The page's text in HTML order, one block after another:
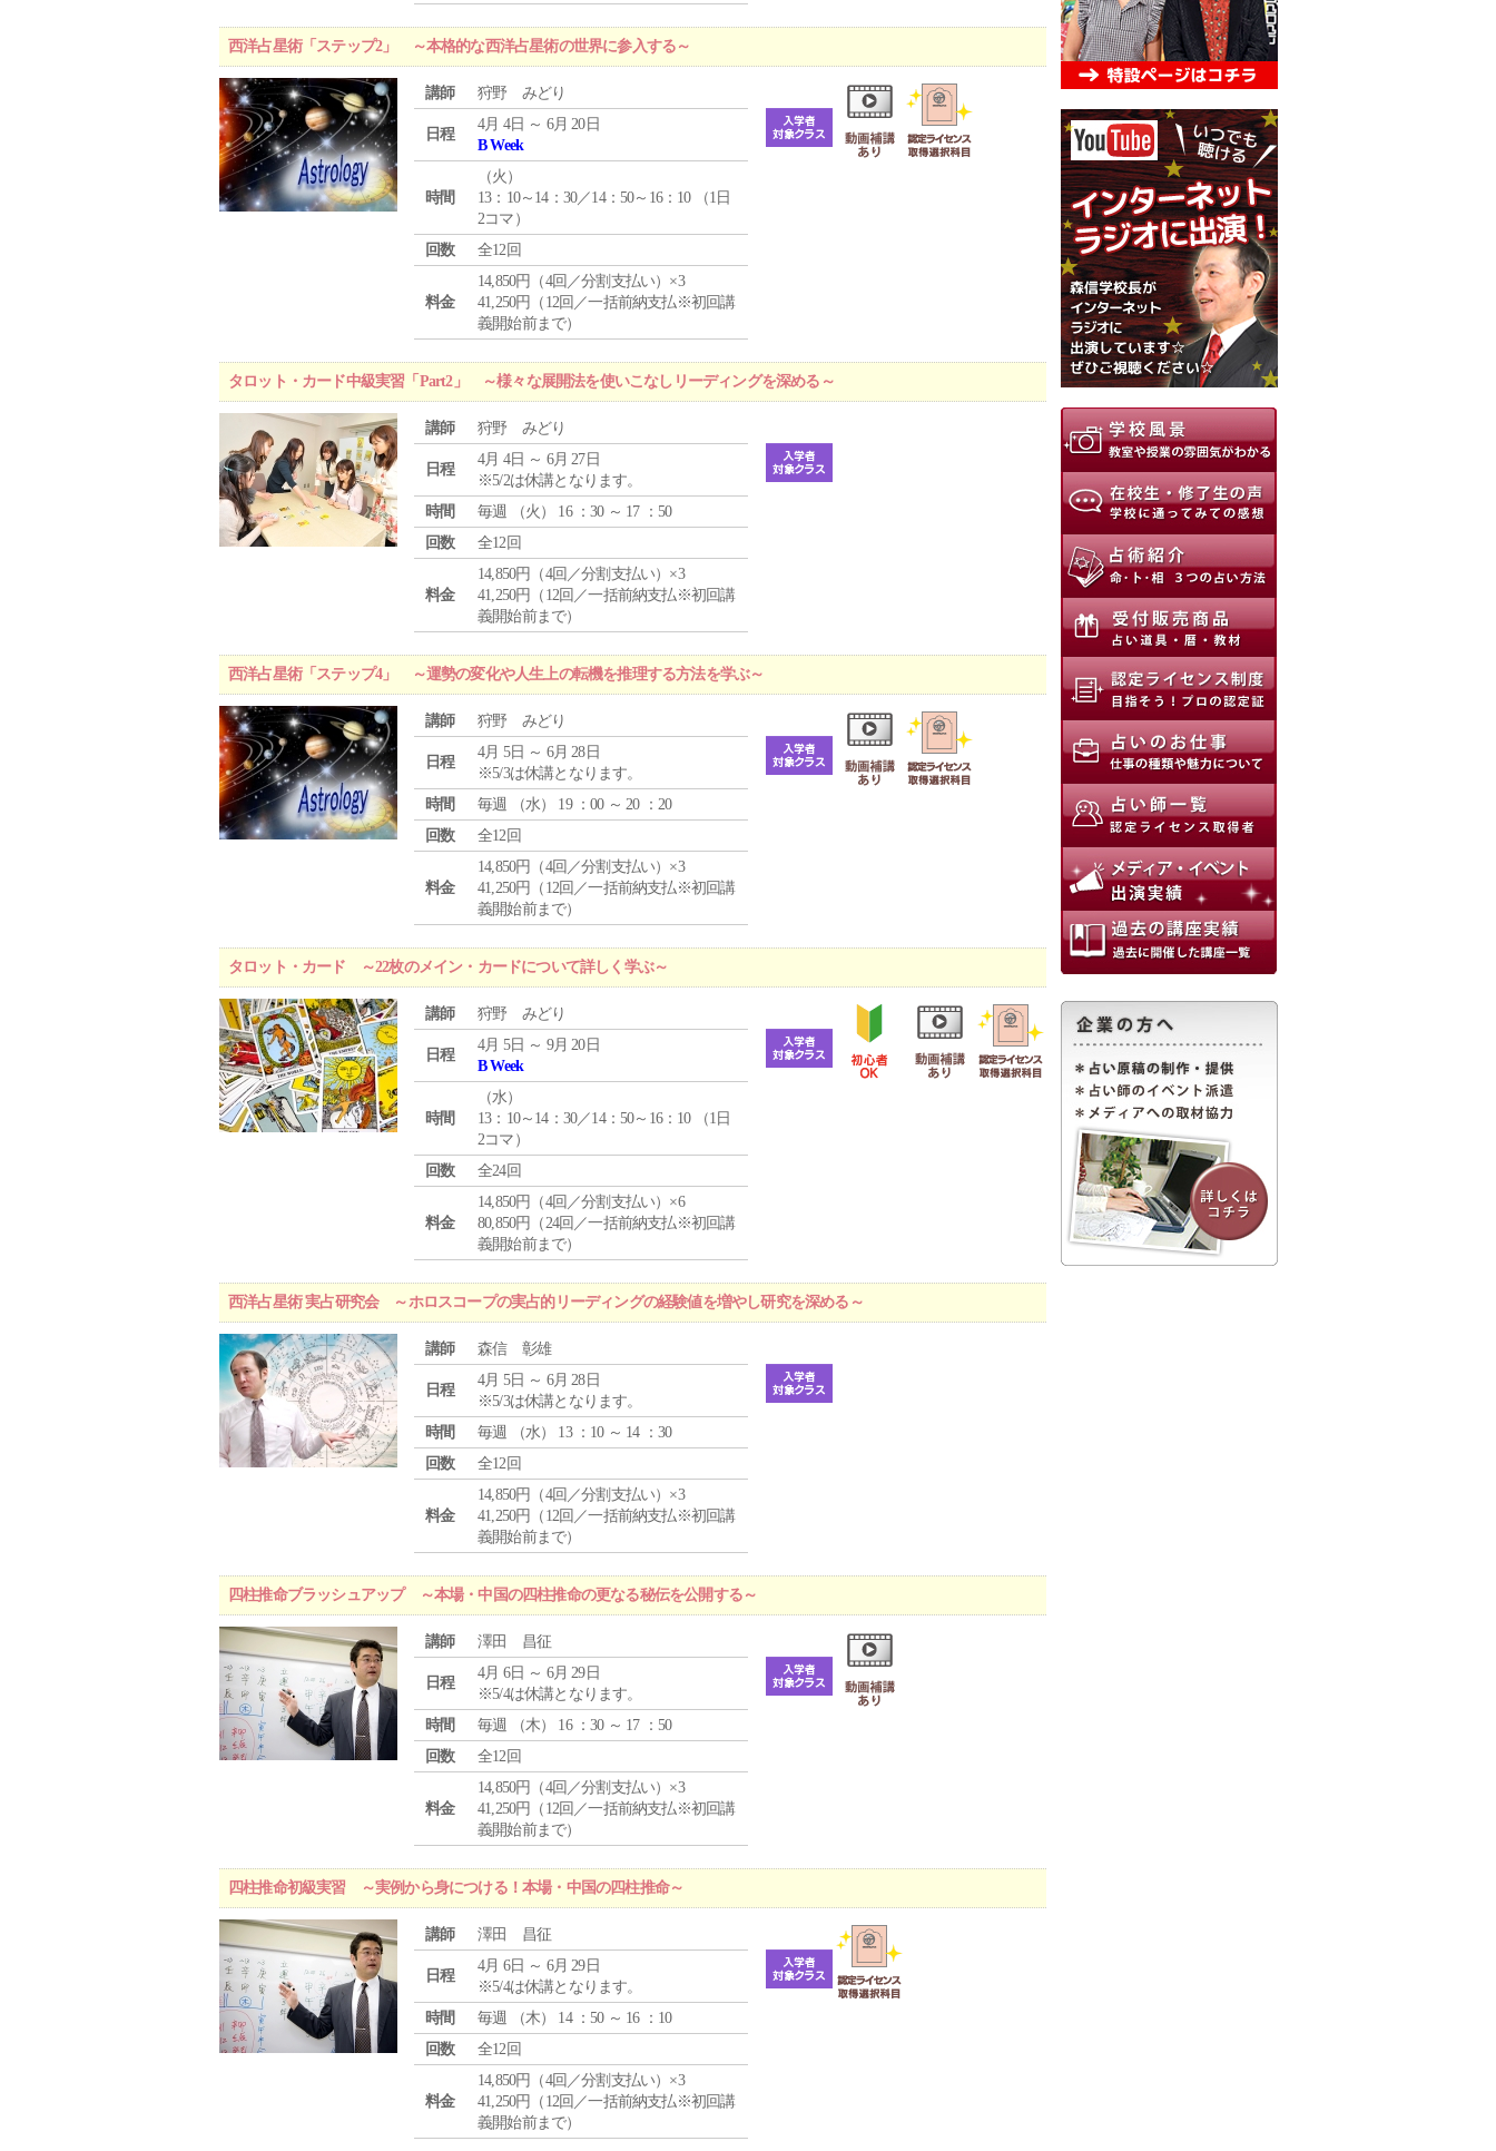
西洋占星術「ステップ2」 ～本格的な西洋占星術の世界に参入する～
講師 狩野 みどり
日程
4月 4日 ～ 6月 20日
B Week
時間
（火 ）
13：10～14：30／14：50～16：10 （1日
2コマ）
回数
全12回
料金
14,850円（4回／分割支払い）×3
41,250円（12回／一括前納支払※初回講
義開始前まで）
タロット・カード中級実習「Part2」 ～様々な展開法を使いこなしリーディングを深める～
講師 狩野 みどり
日程
4月 4日 ～ 6月 27日
※5/2は休講となります。
時間
毎週 （火 ） 16 ：30 ～ 17 ：50
回数
全12回
料金
14,850円（4回／分割支払い）×3
41,250円（12回／一括前納支払※初回講
義開始前まで）
西洋占星術「ステップ4」 ～運勢の変化や人生上の転機を推理する方法を学ぶ～
講師 狩野 みどり
日程
4月 5日 ～ 6月 28日
※5/3は休講となります。
時間
毎週 （水） 19 ：00 ～ 20 ：20
回数
全12回
料金
14,850円（4回／分割支払い）×3
41,250円（12回／一括前納支払※初回講
義開始前まで）
タロット・カード ～22枚のメイン・カードについて詳しく学ぶ～
講師 狩野 みどり
日程
4月 5日 ～ 9月 20日
B Week
時間
（水）
13：10～14：30／14：50～16：10 （1日
2コマ）
回数
全24回
料金
14,850円（4回／分割支払い）×6
80,850円（24回／一括前納支払※初回講
義開始前まで）
西洋占星術 実占研究会 ～ホロスコープの実占的リーディングの経験値を増やし研究を深める～
講師 森信 彰雄
日程
4月 5日 ～ 6月 28日
※5/3は休講となります。
時間
毎週 （水） 13 ：10 ～ 14 ：30
回数
全12回
料金
14,850円（4回／分割支払い）×3
41,250円（12回／一括前納支払※初回講
義開始前まで）
四柱推命ブラッシュアップ ～本場・中国の四柱推命の更なる秘伝を公開する～
講師 澤田 昌征
日程
4月 6日 ～ 6月 29日
※5/4は休講となります。
時間
毎週 （木） 16 ：30 ～ 17 ：50
回数
全12回
料金
14,850円（4回／分割支払い）×3
41,250円（12回／一括前納支払※初回講
義開始前まで）
四柱推命初級実習 ～実例から身につける！本場・中国の四柱推命～
講師 澤田 昌征
日程
4月 6日 ～ 6月 29日
※5/4は休講となります。
時間
毎週 （木） 14 ：50 ～ 16 ：10
回数
全12回
料金
14,850円（4回／分割支払い）×3
41,250円（12回／一括前納支払※初回講
義開始前まで）